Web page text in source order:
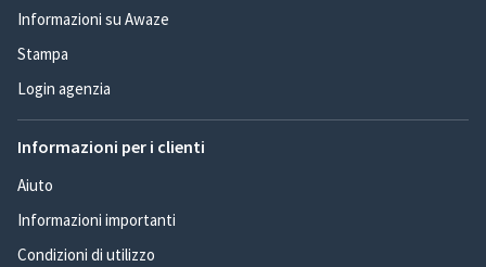
Informazioni su Awaze
Stampa
Login agenzia
Informazioni per i clienti
Aiuto
Informazioni importanti
Condizioni di utilizzo